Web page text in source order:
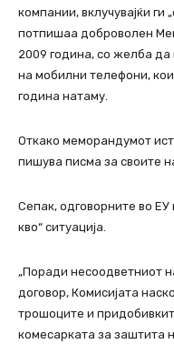
компании, вклучувајќи ги
потпишаа доброволен
2009 година, со желба
на мобилни телефони, кои
година натаму.
Откако меморандумот
пишува писма за своите
Сепак, одговорните во ЕУ
кво“ ситуација.
„Поради несоодветниот
договор, Комисијата
трошоците и
комесарката за заштита